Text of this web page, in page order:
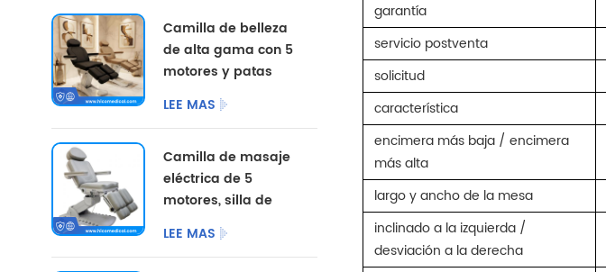
garantía
servicio postventa
solicitud
característica
encimera más baja / encimera
más alta
largo y ancho de la mesa
inclinado a la izquierda /
desviación a la derecha
Camilla de belleza
de alta gama con 5
motores y patas
divididas, con
opciones de color
LEE MAS
Camilla de masaje
eléctrica de 5
motores, silla de
pedicura
cosmética,
LEE MAS